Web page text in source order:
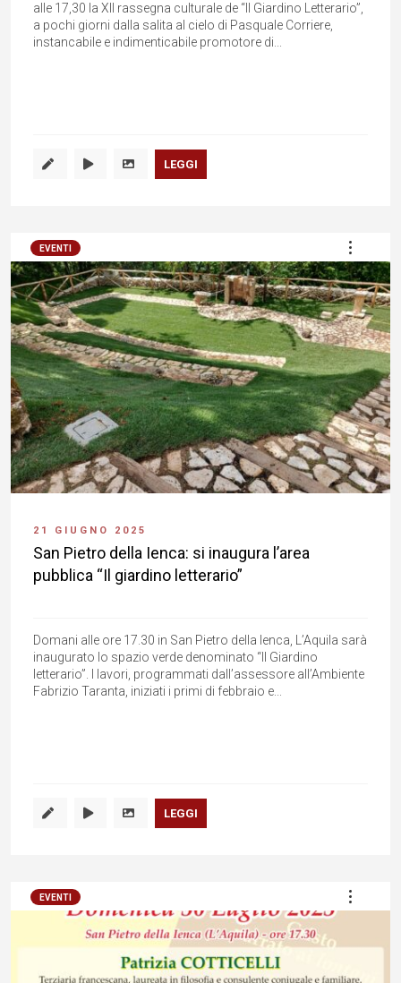
alle 17,30 la XII rassegna culturale de “Il Giardino Letterario”,
a pochi giorni dalla salita al cielo di Pasquale Corriere,
instancabile e indimenticabile promotore di...
LEGGI
EVENTI
21 GIUGNO 2025
San Pietro della Ienca: si inaugura l’area
pubblica “Il giardino letterario”
Domani alle ore 17.30 in San Pietro della Ienca, L’Aquila sarà
inaugurato lo spazio verde denominato “Il Giardino
letterario”. I lavori, programmati dall’assessore all’Ambiente
Fabrizio Taranta, iniziati i primi di febbraio e...
LEGGI
EVENTI